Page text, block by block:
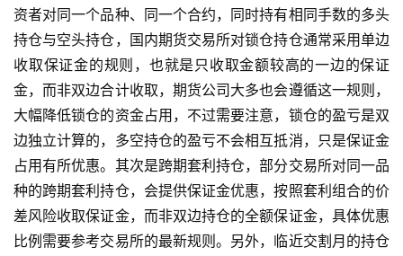
黄
金
期
货
资者对同一个品种、同一个合约，同时持有相同手数的多头
持仓与空头持仓，国内期货交易所对锁仓持仓通常采用单边
收取保证金的规则，也就是只收取金额较高的一边的保证
金，而非双边合计收取，期货公司大多也会遵循这一规则，
大幅降低锁仓的资金占用，不过需要注意，锁仓的盈亏是双
边独立计算的，多空持仓的盈亏不会相互抵消，只是保证金
占用有所优惠。其次是跨期套利持仓，部分交易所对同一品
种的跨期套利持仓，会提供保证金优惠，按照套利组合的价
差风险收取保证金，而非双边持仓的全额保证金，具体优惠
比例需要参考交易所的最新规则。另外，临近交割月的持仓